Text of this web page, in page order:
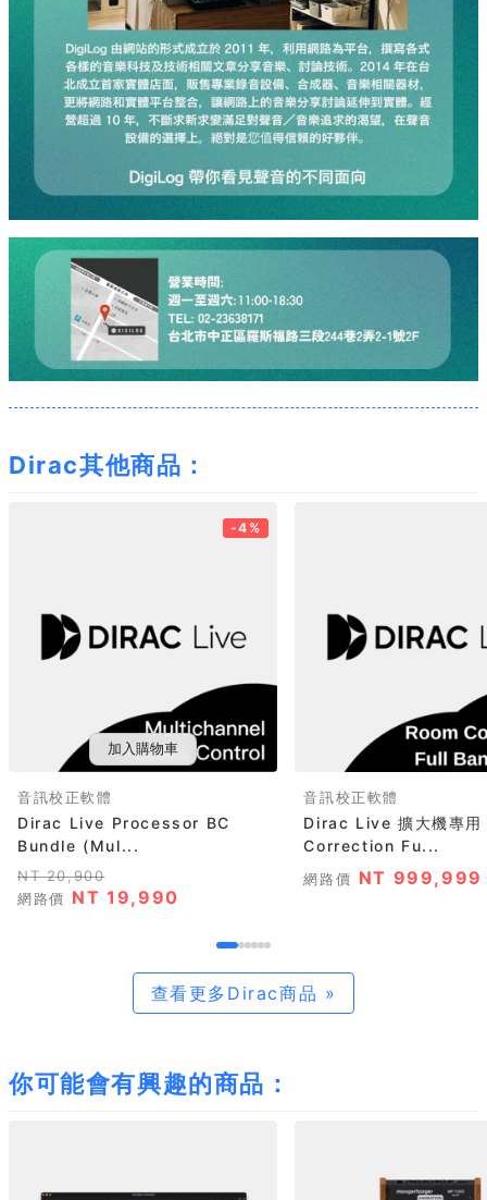
Dirac其他商品：
-4%
加入購物車
音訊校正軟體
Dirac Live Processor BC
Bundle (Mul...
NT 20,900
網路價 NT 19,990
音訊校正軟體
Dirac Live 擴大機專用
Correction Fu...
網路價 NT 999,999
查看更多Dirac商品 »
你可能會有興趣的商品：